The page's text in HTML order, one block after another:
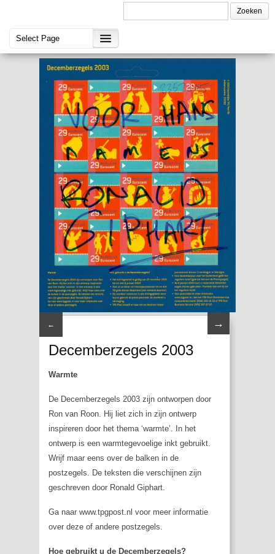
← →
Decemberzegels 2003
Warmte
De Decemberzegels 2003 zijn ontworpen door
Ron van Roon. Hij liet zich in zijn ontwerp
inspireren door het thema ‘warmte’. In het
ontwerp is een warmtegevoelige inkt gebruikt.
Wrijf maar eens over de balken in de
postzegels. De teksten die verschijnen zijn
geschreven door Ronald Giphart.
Ga naar www.tpgpost.nl voor meer informatie
over deze of andere postzegels.
Hoe gebruikt u de Decemberzegels?